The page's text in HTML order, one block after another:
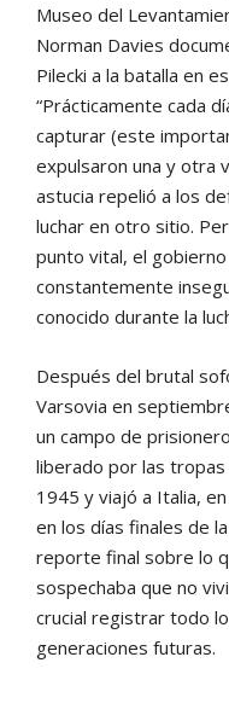
Museo del
Norman Davies
Pilecki a la batalla en
“Prácticamente cada
capturar (este
expulsaron una y otra
astucia repelió a los
luchar en otro sitio.
punto vital, el
constantemente
conocido durante la
Después del brutal
Varsovia en
un campo de
liberado por las
1945 y viajó a Italia,
en los días finales de
reporte final sobre lo
sospechaba que no
crucial registrar todo
generaciones futuras.